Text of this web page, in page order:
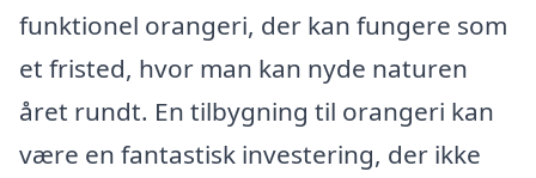
funktionel orangeri, der kan fungere som
et fristed, hvor man kan nyde naturen
året rundt. En tilbygning til orangeri kan
være en fantastisk investering, der ikke